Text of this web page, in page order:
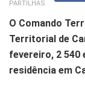
PARTILHAS
O Comando
Territorial de
fevereiro, 2 540
residência em